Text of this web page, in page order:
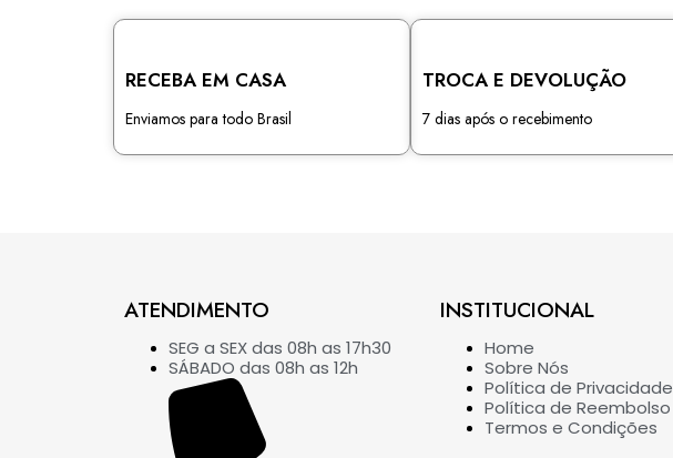
RECEBA EM CASA
Enviamos para todo Brasil
TROCA E DEVOLUÇÃO
7 dias após o recebimento
ATENDIMENTO
SEG a SEX das 08h as 17h30
SÁBADO das 08h as 12h
INSTITUCIONAL​
Home
Sobre Nós
Política de Privacidade
Política de Reembolso
Termos e Condições